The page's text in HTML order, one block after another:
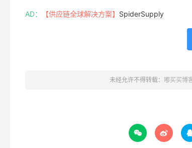
AD： 【供应链全球解决方案】 SpiderSupply
未经允许不得转载： 嘟买买博
 